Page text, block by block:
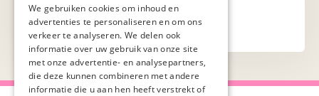
We gebruiken cookies om inhoud en
advertenties te personaliseren en om ons
verkeer te analyseren. We delen ook
informatie over uw gebruik van onze site
met onze advertentie- en analysepartners,
die deze kunnen combineren met andere
informatie die u aan hen heeft verstrekt of